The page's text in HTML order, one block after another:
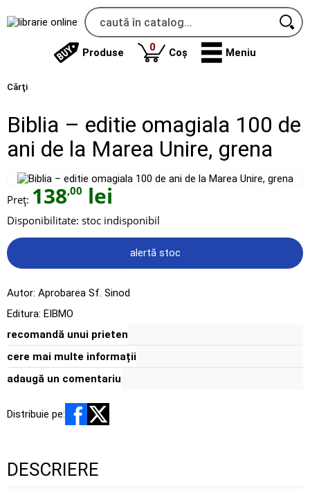
Produse 0produse
Coș Meniu
Cărţi
Biblia – editie omagiala 100 de
ani de la Marea Unire, grena
Preț: 138,00 lei
Disponibilitate: stoc indisponibil
alertă stoc
Autor: Aprobarea Sf. Sinod
Editura: EIBMO
recomandă unui prieten
cere mai multe informații
adaugă un comentariu
Distribuie pe:
DESCRIERE